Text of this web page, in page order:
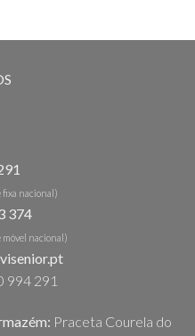
fixa nacional)
374
móvel nacional)
994 291
Praceta Courela do